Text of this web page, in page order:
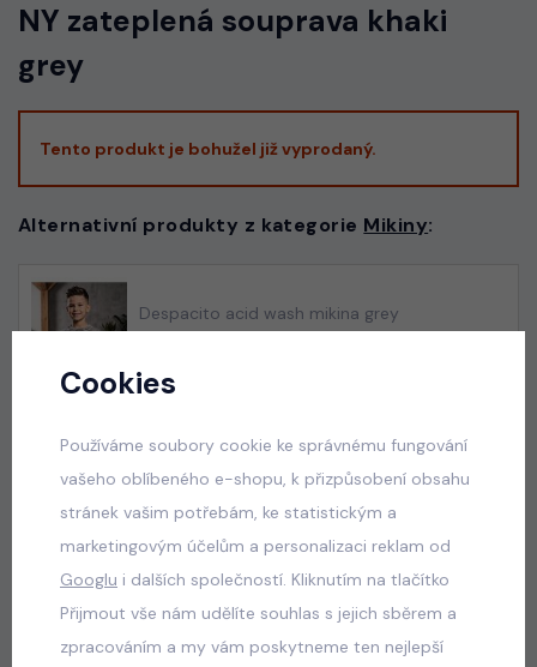
NY zateplená souprava khaki
grey
Tento produkt je bohužel již vyprodaný.
Alternativní produkty z kategorie Mikiny:
Despacito acid wash mikina grey
345 Kč
Cookies
Používáme soubory cookie ke správnému fungování
vašeho oblíbeného e-shopu, k přizpůsobení obsahu
stránek vašim potřebám, ke statistickým a
marketingovým účelům a personalizaci reklam od
Googlu i dalších společností. Kliknutím na tlačítko
Přijmout vše nám udělíte souhlas s jejich sběrem a
zpracováním a my vám poskytneme ten nejlepší